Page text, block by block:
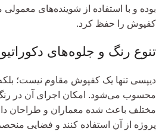
بوده و با استفاده از شوینده‌های
کفپوش را حفظ کرد.
تنوع رنگ و جلوه‌های
دیپسی تنها یک کفپوش مقاوم نیست؛ بلکه
محسوب می‌شود. امکان اجرای آن در
مختلف باعث شده معماران و طراحان
پروژه از آن استفاده کنند و فضایی